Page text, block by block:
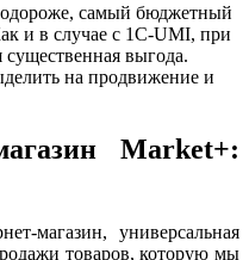
самый бюджетный
и в случае с 1С-UMI, при
существенная выгода.
на продвижение и
Market+:
магазин, универсальная
товаров, которую мы